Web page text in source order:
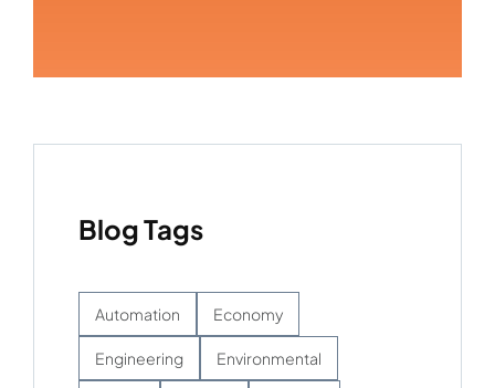
Blog Tags
Automation Economy
Engineering Environmental